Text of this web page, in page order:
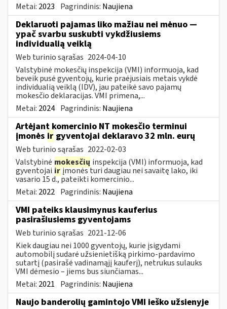
Metai: 2023 Pagrindinis: Naujiena
Deklaruoti pajamas liko mažiau nei mėnuo —
ypač svarbu suskubti vykdžiusiems
individualią veiklą
Web turinio sąrašas 2024-04-10
Valstybinė mokesčių inspekcija (VMI) informuoja, kad
beveik pusė gyventojų, kurie praėjusiais metais vykdė
individualią veiklą (IDV), jau pateikė savo pajamų
mokesčio deklaracijas. VMI primena,...
Metai: 2024 Pagrindinis: Naujiena
Artėjant komercinio NT mokesčio terminui
įmonės ir gyventojai deklaravo 32 mln. eurų
Web turinio sąrašas 2022-02-03
Valstybinė mokesčių inspekcija (VMI) informuoja, kad
gyventojai irįmonės turi daugiau nei savaitę lako, iki
vasario 15 d., pateikti komercinio...
Metai: 2022 Pagrindinis: Naujiena
VMI pateiks klausimynus kauferius
pasirašiusiems gyventojams
Web turinio sąrašas 2021-12-06
Kiek daugiau nei 1000 gyventojų, kurie įsigydami
automobilį sudarė užsienietišką pirkimo-pardavimo
sutartį (pasirašė vadinamąjį kauferį), netrukus sulauks
VMI dėmesio – jiems bus siunčiamas...
Metai: 2021 Pagrindinis: Naujiena
Naujo banderolių gamintojo VMI ieško užsienyje